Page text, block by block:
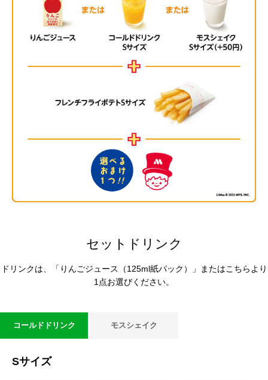
セットドリンク
ドリンクは、「りんごジュース（125ml紙パック）」またはこちらより
1点お選びください。
コールドドリンク モスシェイク
Sサイズ